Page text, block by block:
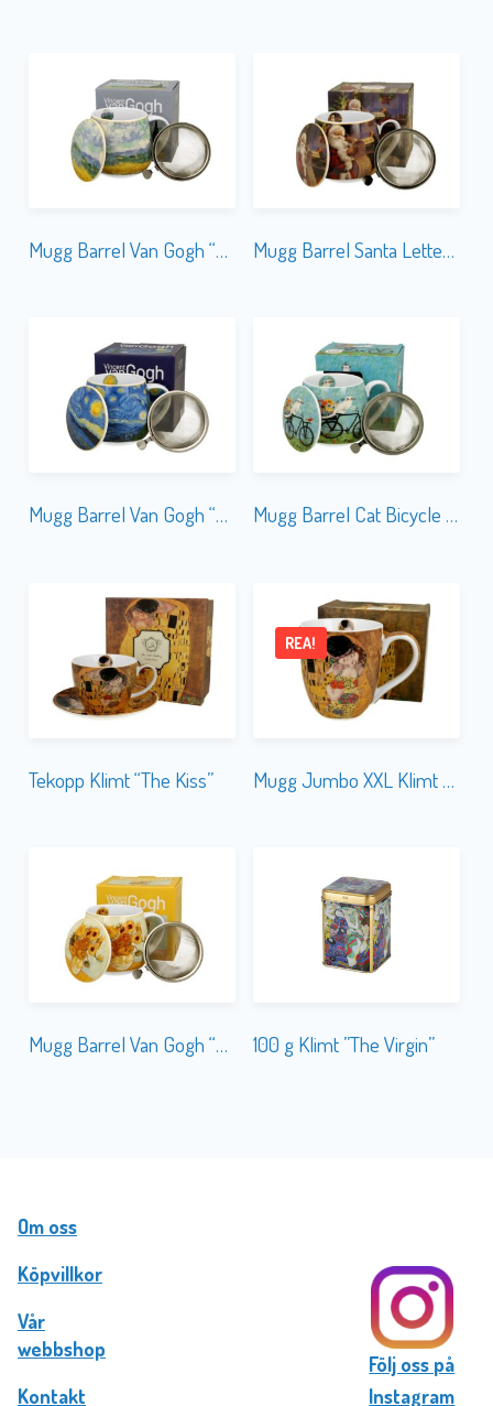
Mugg Barrel Van Gogh “Wheat Field” m. Tesil Mugg Barrel Santa Letter m. Tesil
Mugg Barrel Van Gogh “Starry Night” m.Tesil Mugg Barrel Cat Bicycle m.Tesil
Tekopp Klimt “The Kiss” Mugg Jumbo XXL Klimt “The Kiss” OBS! Skadad Presentbox
REA!
Mugg Barrel Van Gogh “Sunflowers” m. Tesil 100 g Klimt ”The Virgin”
Om oss
Köpvillkor
Vår
webbshop
Kontakt
Följ oss på
Instagram